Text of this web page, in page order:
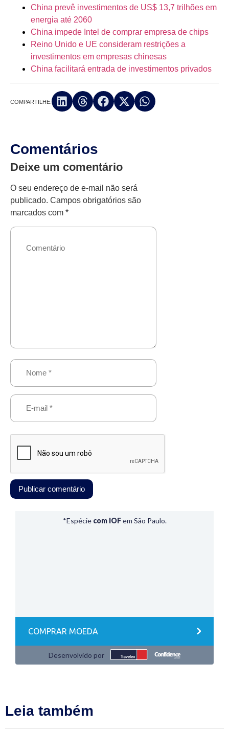
China prevê investimentos de US$ 13,7 trilhões em
energia até 2060
China impede Intel de comprar empresa de chips
Reino Unido e UE consideram restrições a
investimentos em empresas chinesas
China facilitará entrada de investimentos privados
COMPARTILHE:
Comentários
Deixe um comentário
O seu endereço de e-mail não será
publicado. Campos obrigatórios são
marcados com *
Leia também